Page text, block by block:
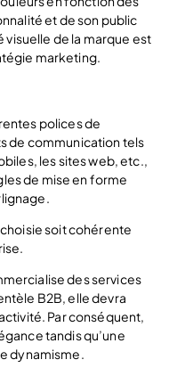
et de son public
visuelle de la marque est
marketing.
polices de
de communication tels
les sites web, etc.,
de mise en forme
soit cohérente
des services
B2B, elle devra
Par conséquent,
tandis qu’une
dynamisme.